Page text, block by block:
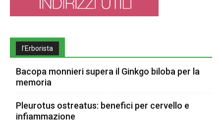
l’Erborista
Bacopa monnieri supera il Ginkgo biloba per la
memoria
Pleurotus ostreatus: benefici per cervello e
infiammazione